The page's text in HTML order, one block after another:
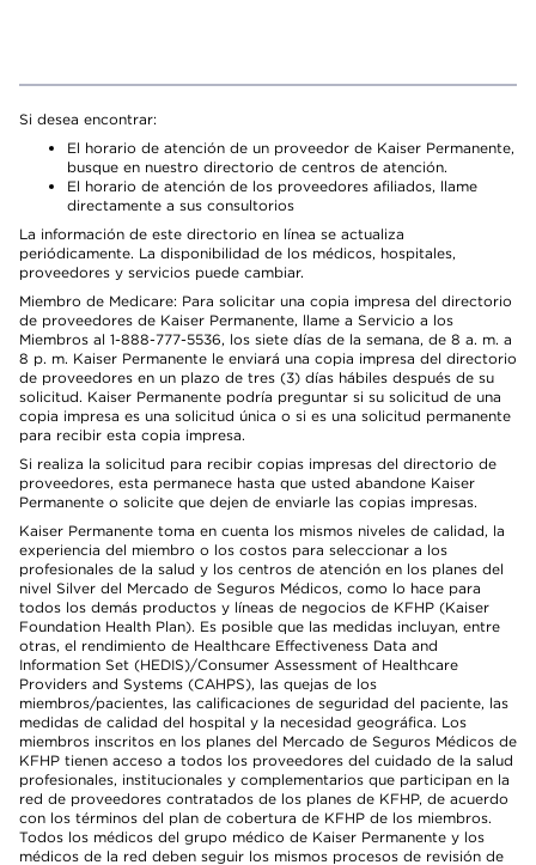
Si desea encontrar:
El horario de atención de un proveedor de Kaiser Permanente,
busque en nuestro directorio de centros de atención.
El horario de atención de los proveedores afiliados, llame
directamente a sus consultorios
La información de este directorio en línea se actualiza
periódicamente. La disponibilidad de los médicos, hospitales,
proveedores y servicios puede cambiar.
Miembro de Medicare: Para solicitar una copia impresa del directorio
de proveedores de Kaiser Permanente, llame a Servicio a los
Miembros al 1-888-777-5536, los siete días de la semana, de 8 a. m. a
8 p. m. Kaiser Permanente le enviará una copia impresa del directorio
de proveedores en un plazo de tres (3) días hábiles después de su
solicitud. Kaiser Permanente podría preguntar si su solicitud de una
copia impresa es una solicitud única o si es una solicitud permanente
para recibir esta copia impresa.
Si realiza la solicitud para recibir copias impresas del directorio de
proveedores, esta permanece hasta que usted abandone Kaiser
Permanente o solicite que dejen de enviarle las copias impresas.
Kaiser Permanente toma en cuenta los mismos niveles de calidad, la
experiencia del miembro o los costos para seleccionar a los
profesionales de la salud y los centros de atención en los planes del
nivel Silver del Mercado de Seguros Médicos, como lo hace para
todos los demás productos y líneas de negocios de KFHP (Kaiser
Foundation Health Plan). Es posible que las medidas incluyan, entre
otras, el rendimiento de Healthcare Effectiveness Data and
Information Set (HEDIS)/Consumer Assessment of Healthcare
Providers and Systems (CAHPS), las quejas de los
miembros/pacientes, las calificaciones de seguridad del paciente, las
medidas de calidad del hospital y la necesidad geográfica. Los
miembros inscritos en los planes del Mercado de Seguros Médicos de
KFHP tienen acceso a todos los proveedores del cuidado de la salud
profesionales, institucionales y complementarios que participan en la
red de proveedores contratados de los planes de KFHP, de acuerdo
con los términos del plan de cobertura de KFHP de los miembros.
Todos los médicos del grupo médico de Kaiser Permanente y los
médicos de la red deben seguir los mismos procesos de revisión de